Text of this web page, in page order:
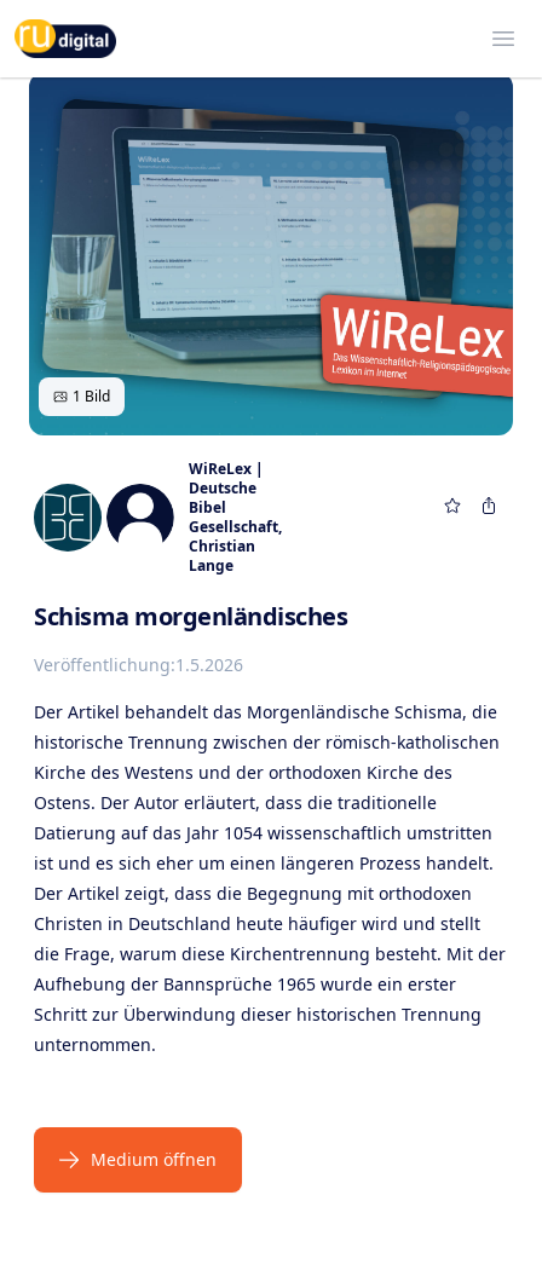
RU-digital
1 Bild
WiReLex |
Deutsche
Bibel
Gesellschaft,
Christian
Lange
Schisma morgenländisches
Veröffentlichung:1.5.2026
Der Artikel behandelt das Morgenländische Schisma, die
historische Trennung zwischen der römisch-katholischen
Kirche des Westens und der orthodoxen Kirche des
Ostens. Der Autor erläutert, dass die traditionelle
Datierung auf das Jahr 1054 wissenschaftlich umstritten
ist und es sich eher um einen längeren Prozess handelt.
Der Artikel zeigt, dass die Begegnung mit orthodoxen
Christen in Deutschland heute häufiger wird und stellt
die Frage, warum diese Kirchentrennung besteht. Mit der
Aufhebung der Bannsprüche 1965 wurde ein erster
Schritt zur Überwindung dieser historischen Trennung
unternommen.
Medium öffnen